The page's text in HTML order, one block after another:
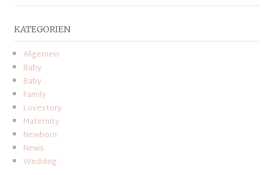
KATEGORIEN
Allgemein
Baby
Baby
Family
Lovestory
Maternity
Newborn
News
Wedding